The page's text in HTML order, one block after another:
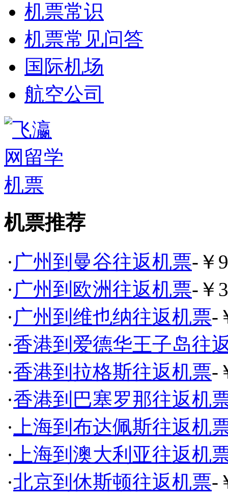
机票常识
机票常见问答
国际机场
航空公司
机票推荐
·广州到曼谷往返机票-￥
·广州到欧洲往返机票-￥
·广州到维也纳往返机票-
·香港到爱德华王子岛往
·香港到拉格斯往返机票-
·香港到巴塞罗那往返机
· 上海到布达佩斯往返机
· 上海到澳大利亚往返机
·北京到休斯顿往返机票-